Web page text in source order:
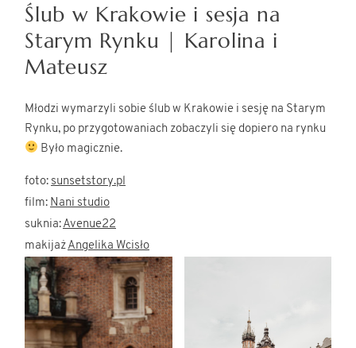
Ślub w Krakowie i sesja na
Starym Rynku | Karolina i
Mateusz
Młodzi wymarzyli sobie ślub w Krakowie i sesję na Starym
Rynku, po przygotowaniach zobaczyli się dopiero na rynku
Było magicznie.
foto: sunsetstory.pl
film: Nani studio
suknia: Avenue22
makijaż Angelika Wcisło
SUNSETSTORY.PL